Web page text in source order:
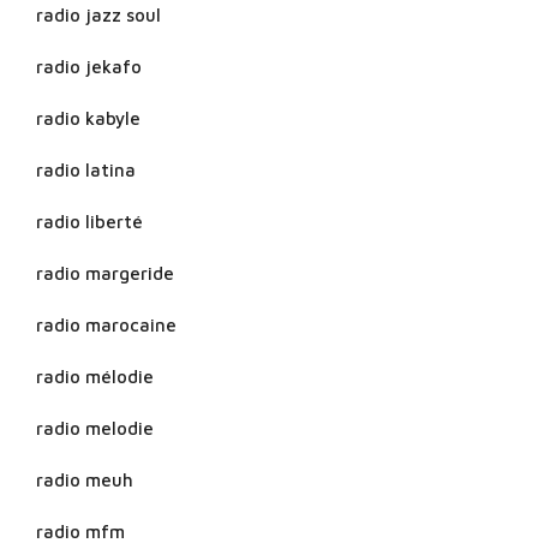
radio jazz soul
radio jekafo
radio kabyle
radio latina
radio liberté
radio margeride
radio marocaine
radio mélodie
radio melodie
radio meuh
radio mfm